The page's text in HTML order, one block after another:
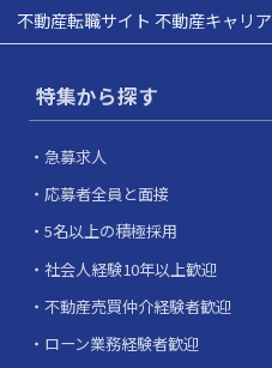
不動産転職サイト 不動産キャリア
特集から探す
急募求人
応募者全員と面接
5名以上の積極採用
社会人経験10年以上歓迎
不動産売買仲介経験者歓迎
ローン業務経験者歓迎